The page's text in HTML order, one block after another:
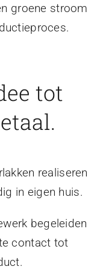
groene stroom
tot
realiseren
in eigen huis.
begeleiden
contact tot